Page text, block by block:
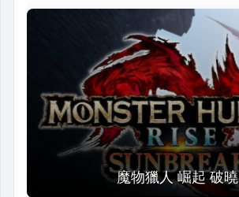
魔物獵人 崛起 破曉